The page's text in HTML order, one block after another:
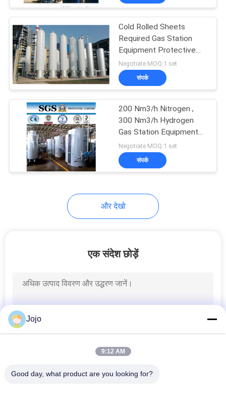
Generators
Ammonia Cracker
Methanol Cracking
हाइड्रोजन ईंधन सेल
20
Cold Rolled Sheets
Required Gas Station
Equipment Protective
Nitrogen / Hydrogen Gas
Negotiate MOQ:1 set
संपर्क
200 Nm3/h Nitrogen ,
300 Nm3/h Hydrogen
Gas Station Equipment
for Fastener Plant
Negotiate MOQ:1 set
संपर्क
और देखो
एक संदेश छोड़ें
Jojo
9:12 AM
Good day, what product are you looking for?